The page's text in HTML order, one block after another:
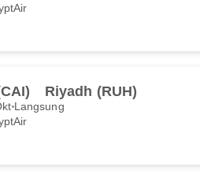
Riyadh (RUH)
Langsung